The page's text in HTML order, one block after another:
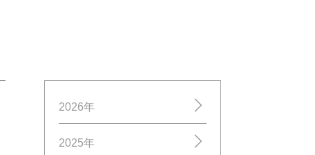
2026年
2025年